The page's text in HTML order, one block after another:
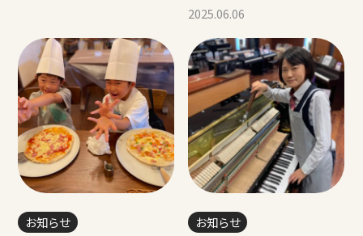
2025.06.06
お知らせ お知らせ